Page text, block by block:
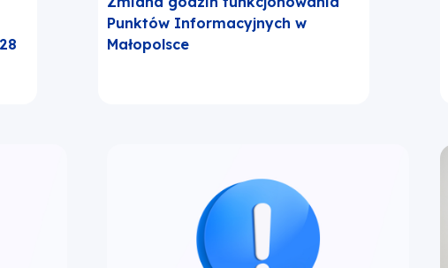
Punktów Informacyjnych w
Małopolsce